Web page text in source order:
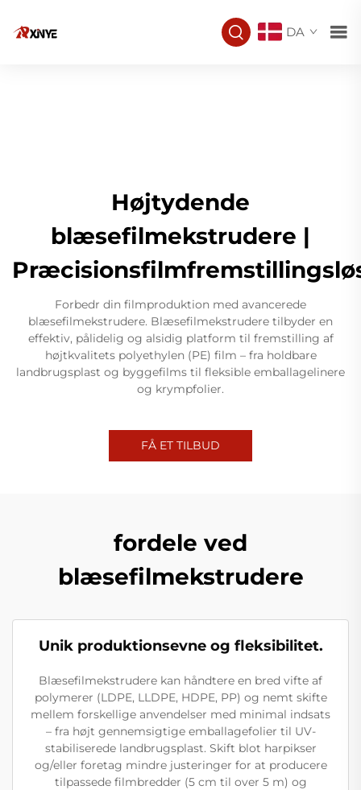
DA
Højtydende
blæsefilmekstrudere |
Forbedr din filmproduktion med avancerede
blæsefilmekstrudere. Blæsefilmekstrudere tilbyder en
effektiv, pålidelig og alsidig platform til fremstilling af
højtkvalitets polyethylen (PE) film – fra holdbare
landbrugsplast og byggefilms til fleksible emballagelinere
og krympfolier.
FÅ ET TILBUD
fordele ved
blæsefilmekstrudere
Unik produktionsevne og fleksibilitet.
Blæsefilmekstrudere kan håndtere en bred vifte af
polymerer (LDPE, LLDPE, HDPE, PP) og nemt skifte
mellem forskellige anvendelser med minimal indsats
– fra højt gennemsigtige emballagefolier til UV-
stabiliserede landbrugsplast. Skift blot harpikser
og/eller foretag mindre justeringer for at producere
tilpassede filmbredder (5 cm til over 5 m) og